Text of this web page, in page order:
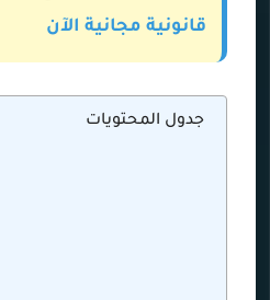
قانونية مجانية الآن
جدول المحتويات